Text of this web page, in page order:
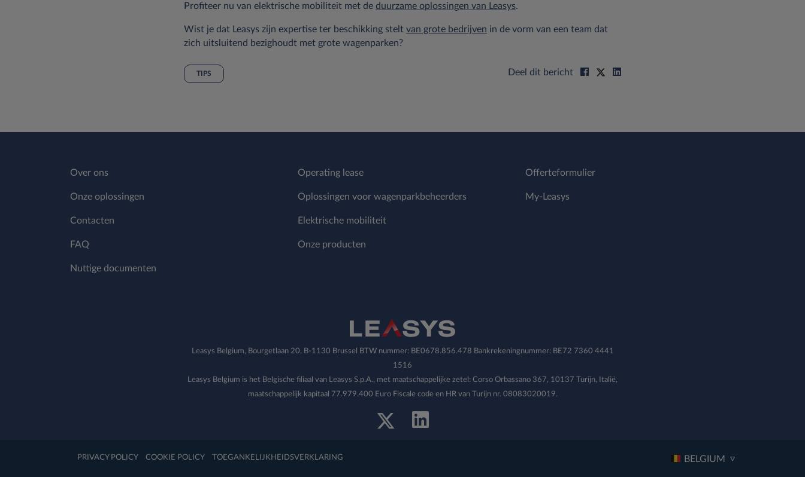
Profiteer nu van elektrische mobiliteit met de duurzame oplossingen van Leasys.
Wist je dat Leasys zijn expertise ter beschikking stelt van grote bedrijven in de vorm van een team dat
zich uitsluitend bezighoudt met grote wagenparken?
TIPS Deel dit bericht
Over ons
Onze oplossingen
Contacten
FAQ
Nuttige documenten
Operating lease
Oplossingen voor wagenparkbeheerders
Elektrische mobiliteit
Onze producten
Offerteformulier
My-Leasys
Leasys Belgium, Bourgetlaan 20, B-1130 Brussel BTW nummer: BE0678.856.478 Bankrekeningnummer: BE72 7360 4441
1516
Leasys Belgium is het Belgische filiaal van Leasys S.p.A., met maatschappelijke zetel: Corso Orbassano 367, 10137 Turijn, Italië,
maatschappelijk kapitaal 77.979.400 Euro Fiscale code en HR van Turijn nr. 08083020019.
PRIVACY POLICY COOKIE POLICY TOEGANKELIJKHEIDSVERKLARING BELGIUM